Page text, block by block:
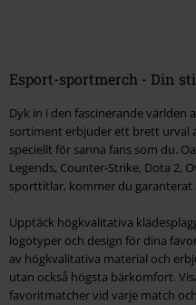
Esport-sportmerch - Din
Dyk in i den fascinerande
sortiment erbjuder ett brett urval
speciellt för sanna fans som du.
Legends, Counter-Strike, Dota 2,
sporttitlar, kommer du
Upptäck högkvalitativa
logotyper och design för dina
av högkvalitativa material och
utan också högsta bärkomfort.
favoritmatcher vid varje match